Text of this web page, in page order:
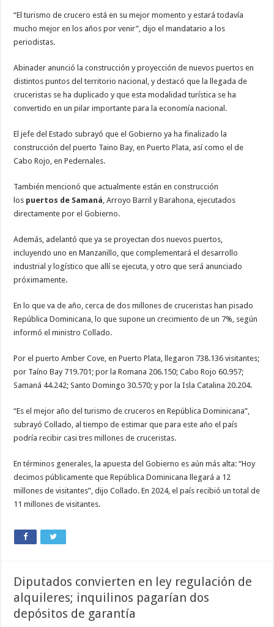
“El turismo de crucero está en su mejor momento y estará todavía
mucho mejor en los años por venir”, dijo el mandatario a los
periodistas.
Abinader anunció la construcción y proyección de nuevos puertos en
distintos puntos del territorio nacional, y destacó que la llegada de
cruceristas se ha duplicado y que esta modalidad turística se ha
convertido en un pilar importante para la economía nacional.
El jefe del Estado subrayó que el Gobierno ya ha finalizado la
construcción del puerto Taino Bay, en Puerto Plata, así como el de
Cabo Rojo, en Pedernales.
También mencionó que actualmente están en construcción
los puertos de Samaná, Arroyo Barril y Barahona, ejecutados
directamente por el Gobierno.
Además, adelantó que ya se proyectan dos nuevos puertos,
incluyendo uno en Manzanillo, que complementará el desarrollo
industrial y logístico que allí se ejecuta, y otro que será anunciado
próximamente.
En lo que va de año, cerca de dos millones de cruceristas han pisado
República Dominicana, lo que supone un crecimiento de un 7%, según
informó el ministro Collado.
Por el puerto Amber Cove, en Puerto Plata, llegaron 738.136 visitantes;
por Taíno Bay 719.701; por la Romana 206.150; Cabo Rojo 60.957;
Samaná 44.242; Santo Domingo 30.570; y por la Isla Catalina 20.204.
“Es el mejor año del turismo de cruceros en República Dominicana”,
subrayó Collado, al tiempo de estimar que para este año el país
podría recibir casi tres millones de cruceristas.
En términos generales, la apuesta del Gobierno es aún más alta: “Hoy
decimos públicamente que República Dominicana llegará a 12
millones de visitantes”, dijo Collado. En 2024, el país recibió un total de
11 millones de visitantes.
Diputados convierten en ley regulación de
alquileres; inquilinos pagarían dos
depósitos de garantía